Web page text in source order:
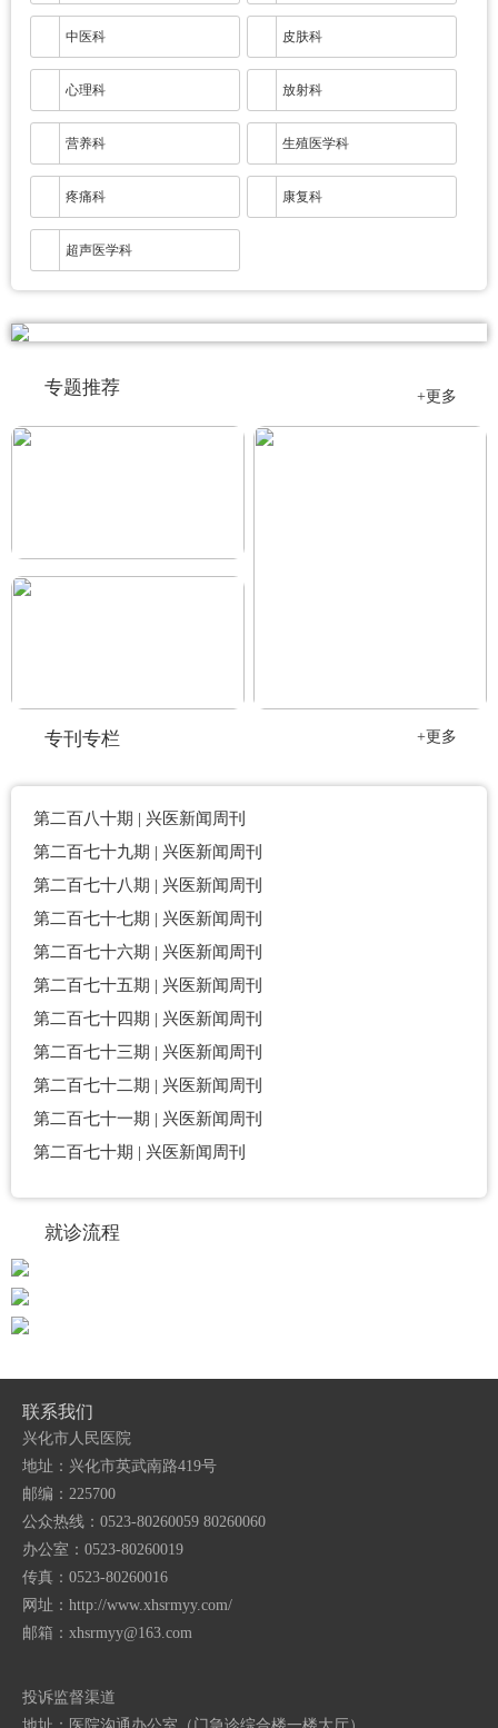
中医科 皮肤科
心理科 放射科
营养科 生殖医学科
疼痛科 康复科
超声医学科
专题推荐 +更多
专刊专栏 +更多
第二百八十期 | 兴医新闻周刊
第二百七十九期 | 兴医新闻周刊
第二百七十八期 | 兴医新闻周刊
第二百七十七期 | 兴医新闻周刊
第二百七十六期 | 兴医新闻周刊
第二百七十五期 | 兴医新闻周刊
第二百七十四期 | 兴医新闻周刊
第二百七十三期 | 兴医新闻周刊
第二百七十二期 | 兴医新闻周刊
第二百七十一期 | 兴医新闻周刊
第二百七十期 | 兴医新闻周刊
就诊流程
联系我们
兴化市人民医院
地址：兴化市英武南路419号
邮编：225700
公众热线：0523-80260059 80260060
办公室：0523-80260019
传真：0523-80260016
网址：http://www.xhsrmyy.com/
邮箱： xhsrmyy@163.com
投诉监督渠道